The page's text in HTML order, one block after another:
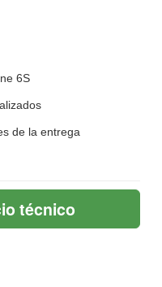
6S
de la entrega
técnico